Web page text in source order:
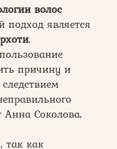
волос
подход является
.
причину и
Соколова,
так как